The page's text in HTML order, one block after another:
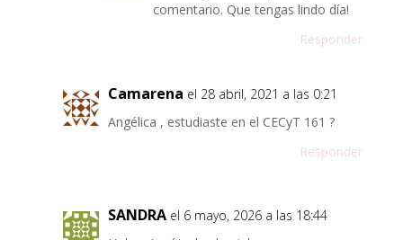
comentario. Que tengas lindo día!
Responder
Camarena el 28 abril, 2021 a las 0:21
Angélica , estudiaste en el CECyT 161 ?
Responder
SANDRA el 6 mayo, 2026 a las 18:44